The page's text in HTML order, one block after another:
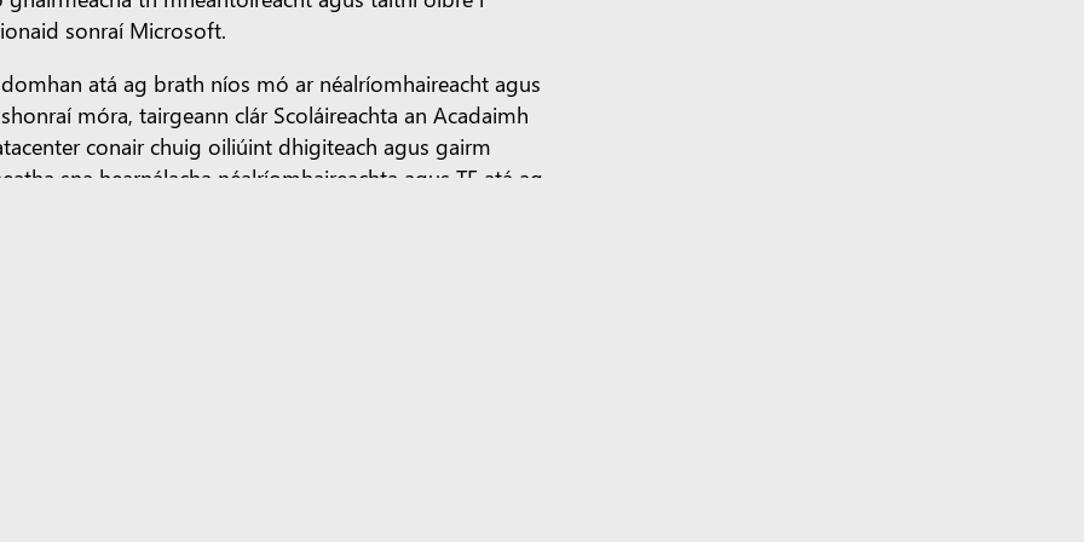
sonraí Microsoft.
atá ag brath níos mó ar néalríomhaireacht agus
móra, tairgeann clár Scoláireachta an Acadaimh
conair chuig oiliúint dhigiteach agus gairm
sna hearnálacha néalríomhaireachta agus TF atá ag